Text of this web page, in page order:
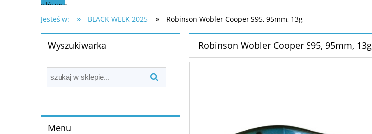
Jesteś w: » BLACK WEEK 2025 » Robinson Wobler Cooper S95, 95mm, 13g
Wyszukiwarka
Menu
Robinson Wobler Cooper S95, 95mm, 13g